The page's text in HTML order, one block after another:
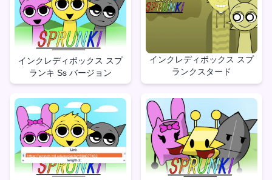
インクレディボックス スプ
ランキ Ss バージョン
インクレディボックス スプ
ランクスタード